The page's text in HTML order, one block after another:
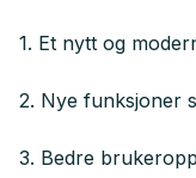
1. Et nytt og
2. Nye funksjoner
3. Bedre